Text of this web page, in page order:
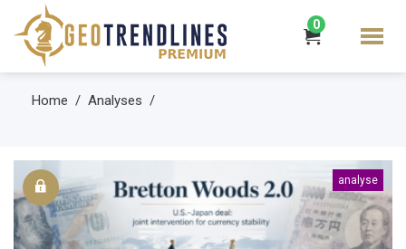
0
Home Analyses
analyse